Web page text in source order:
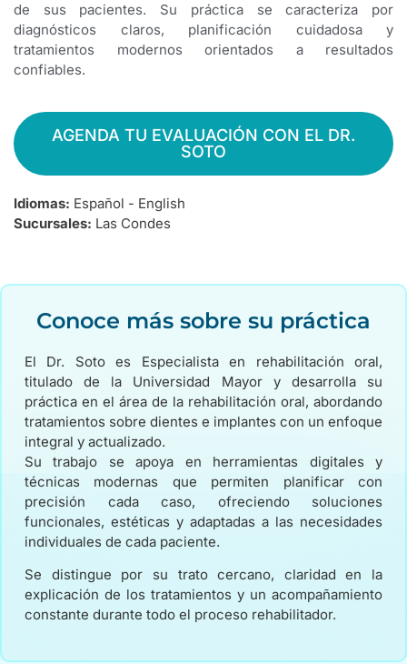
de sus pacientes. Su práctica se caracteriza por
diagnósticos claros, planificación cuidadosa y
tratamientos modernos orientados a resultados
confiables.
AGENDA TU EVALUACIÓN CON EL DR.
SOTO
Idiomas: Español - English
Sucursales: Las Condes
Conoce más sobre su práctica
El Dr. Soto es Especialista en rehabilitación oral,
titulado de la Universidad Mayor y desarrolla su
práctica en el área de la rehabilitación oral, abordando
tratamientos sobre dientes e implantes con un enfoque
integral y actualizado.
Su trabajo se apoya en herramientas digitales y
técnicas modernas que permiten planificar con
precisión cada caso, ofreciendo soluciones
funcionales, estéticas y adaptadas a las necesidades
individuales de cada paciente.
Se distingue por su trato cercano, claridad en la
explicación de los tratamientos y un acompañamiento
constante durante todo el proceso rehabilitador.